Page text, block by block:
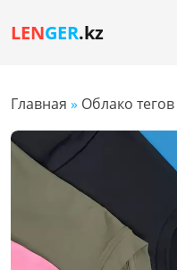
LENGER.kz
Главная » Облако тегов